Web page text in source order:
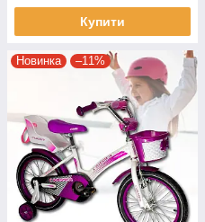
Купити
Новинка –11%